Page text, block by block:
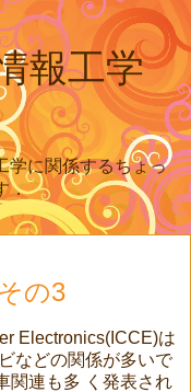
報工学
学に関係するちょっ
．
の3
Electronics(ICCE)は
などの関係が多いで
関連も多 く発表され